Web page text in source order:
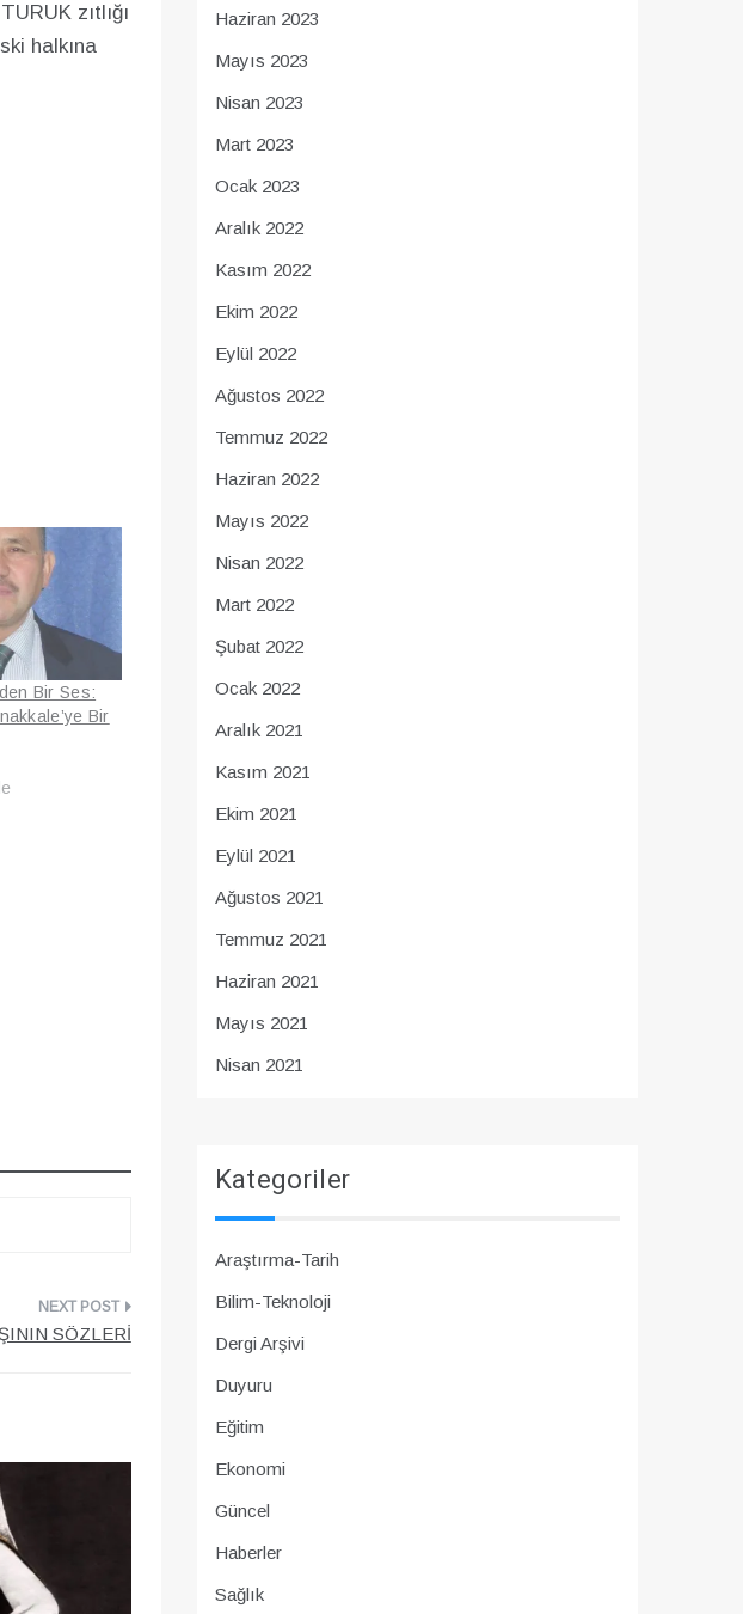
zıtlığı
halkına
Bir Ses:
Bir
SÖZLERİ
Haziran 2023
Mayıs 2023
Nisan 2023
Mart 2023
Ocak 2023
Aralık 2022
Kasım 2022
Ekim 2022
Eylül 2022
Ağustos 2022
Temmuz 2022
Haziran 2022
Mayıs 2022
Nisan 2022
Mart 2022
Şubat 2022
Ocak 2022
Aralık 2021
Kasım 2021
Ekim 2021
Eylül 2021
Ağustos 2021
Temmuz 2021
Haziran 2021
Mayıs 2021
Nisan 2021
Kategoriler
Araştırma-Tarih
Bilim-Teknoloji
Dergi Arşivi
Duyuru
Eğitim
Ekonomi
Güncel
Haberler
Sağlık